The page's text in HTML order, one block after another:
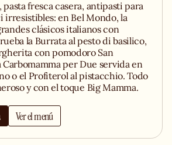
pasta fresca casera, antipasti para
en Bel Mondo, la
clásicos italianos con
la Burrata al pesto di basilico,
con pomodoro San
Carbomamma per Due servida en
o el Profiterol al pistacchio. Todo
y con el toque Big Mamma.
Ver el menú